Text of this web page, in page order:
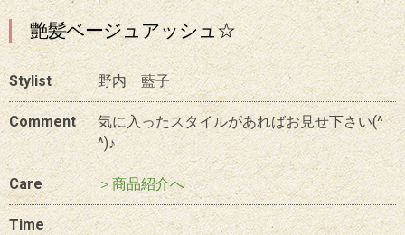
艶髪ベージュアッシュ☆
Stylist 野内 藍子
Comment
気に入ったスタイルがあればお見せ下さい(^
^)♪
Care ＞商品紹介へ
Time